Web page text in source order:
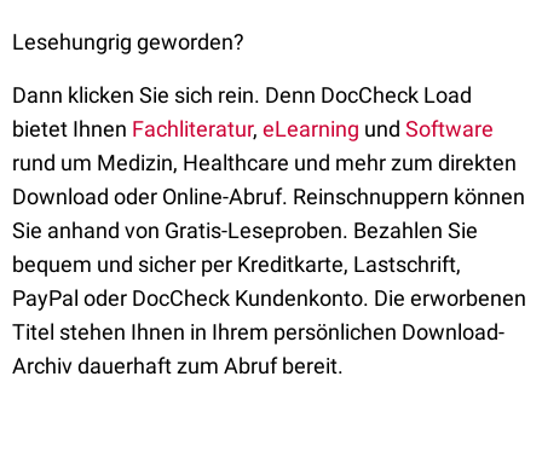
Lesehungrig geworden?
Dann klicken Sie sich rein. Denn DocCheck Load
bietet Ihnen Fachliteratur, eLearning und Software
rund um Medizin, Healthcare und mehr zum direkten
Download oder Online-Abruf. Reinschnuppern können
Sie anhand von Gratis-Leseproben. Bezahlen Sie
bequem und sicher per Kreditkarte, Lastschrift,
PayPal oder DocCheck Kundenkonto. Die erworbenen
Titel stehen Ihnen in Ihrem persönlichen Download-
Archiv dauerhaft zum Abruf bereit.